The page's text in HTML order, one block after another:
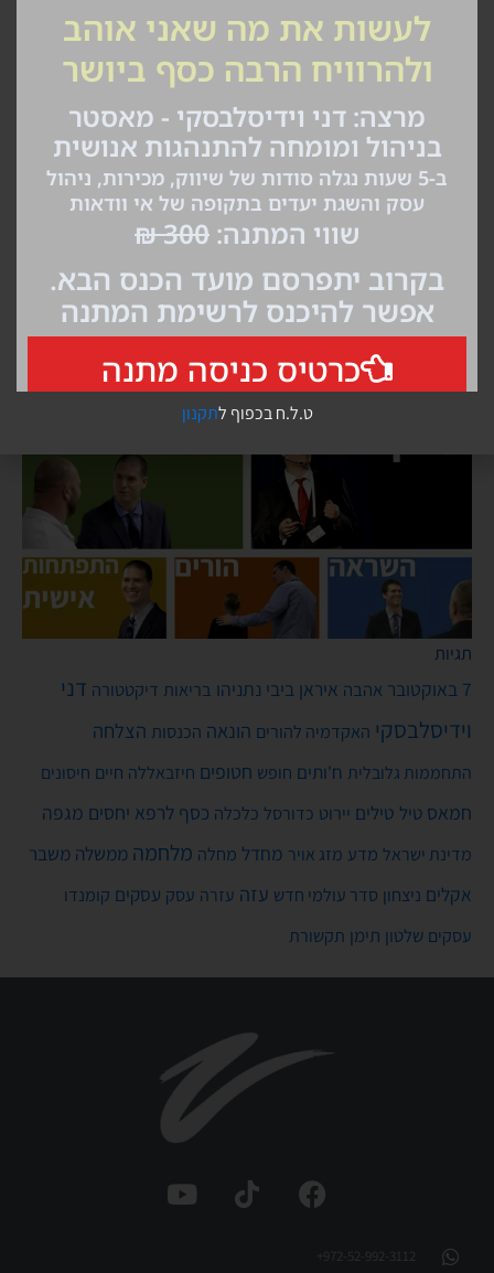
כסף ורווחים - הדרכה מתנה על הטעות
שעושים 93% מבעלי העסקים
קורסים והדרכות אונליין
תגיות
7 באוקטובר אהבה איראן ביבי נתניהו בריאות דיקטטורה דני
וידיסלבסקי האקדמיה להורים הונאה הכנסות הצלחה
התחממות גלובלית ח'ותים חופש חטופים חיזבאללה חיים חיסונים
חמאס טיל טילים יירוט כדורסל כלכלה כסף לרפא יחסים מגפה
מדינת ישראל מדע מזג אויר מחדל מחלה מלחמה ממשלה משבר
אקלים ניצחון סדר עולמי חדש עזה עזרה עסק עסקים קומנדו
עסקים שלטון תימן תקשורת
972-52-992-3112⁩+
ט.ל.ח בכפוף לתקנון